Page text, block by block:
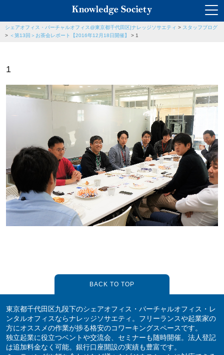
シェアオフィス・バーチャルオフィス@東京都千代田区|ナレッジソサエティ > スタッフブログ
> ＜第13回＞お茶会レポート【2016年12月18日開催】 > 1
1
BACK TO TOP
東京都千代田区九段下のシェアオフィス・バーチャルオフィス・レ
ンタルオフィスならナレッジソサエティ。フリーランスや起業家の
方にオススメの作業が捗る格安のコワーキングスペースです。
独立起業に役立つベントや交流会、セミナーも随時開催。法人登記
は追加料金なく可能。銀行口座開設の実績も豊富です。